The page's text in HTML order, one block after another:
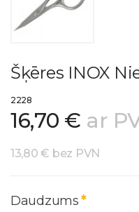
Šķēres INOX
2228
16,70 € ar
13,80 € bez PVN
Daudzums